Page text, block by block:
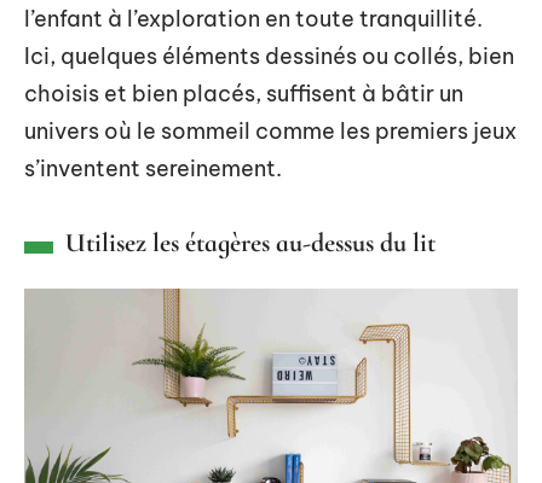
l’enfant à l’exploration en toute tranquillité.
Ici, quelques éléments dessinés ou collés, bien
choisis et bien placés, suffisent à bâtir un
univers où le sommeil comme les premiers jeux
s’inventent sereinement.
Utilisez les étagères au-dessus du lit